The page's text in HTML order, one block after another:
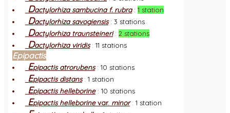
Dactylorhiza sambucina f. rubra: 1 station
Dactylorhiza savogiensis: 3 stations
Dactylorhiza traunsteineri: 2 stations
Dactylorhiza viridis: 11 stations
Epipactis
Epipactis atrorubens: 10 stations
Epipactis distans: 1 station
Epipactis helleborine: 10 stations
Epipactis helleborinevar. minor: 1 station